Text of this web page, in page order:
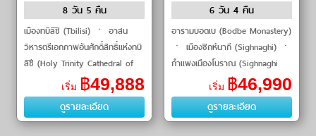
8 วัน 5 คืน
เมืองทบิลิชิ (Tbilisi) ㆍ อาสน
วิหารตรีเอกภาพอันศักดิ์สิทธิ์แห่งทบิ
ลิซี (Holy Trinity Cathedral of
Tbilisi) ㆍ โบสถ์เมเตคี (Metekhi
Church) ㆍ ป้อมปรา
เริ่ม ฿49,888
ดูรายละเอียด
6 วัน 4 คืน
อารามบอดเบ (Bodbe Monastery)
ㆍ เมืองซิกห์นากี (Sighnaghi) ㆍ
กำแพงเมืองโบราณ (Sighnaghi
City Wall) ㆍ โรงไวน์คาเรบา
(Kvareli Wine Cave) ㆍ ทะเล
สาบโลโปต้า (Lopota L
เริ่ม ฿46,990
ดูรายละเอียด